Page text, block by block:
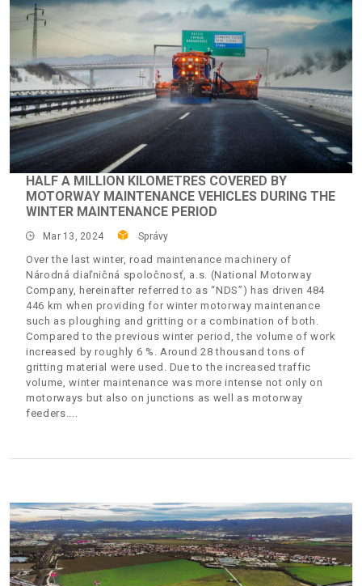
HALF A MILLION KILOMETRES COVERED BY
MOTORWAY MAINTENANCE VEHICLES DURING THE
WINTER MAINTENANCE PERIOD
Mar 13, 2024 Správy
Over the last winter, road maintenance machinery of
Národná diaľničná spoločnosť, a.s. (National Motorway
Company, hereinafter referred to as “NDS”) has driven 484
446 km when providing for winter motorway maintenance
such as ploughing and gritting or a combination of both.
Compared to the previous winter period, the volume of work
increased by roughly 6 %. Around 28 thousand tons of
gritting material were used. Due to the increased traffic
volume, winter maintenance was more intense not only on
motorways but also on junctions as well as motorway
feeders.